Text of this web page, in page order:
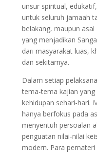
unsur spiritual,
untuk seluruh jamaah
belakang, maupun
yang menjadikan
dari masyarakat luas,
dan sekitarnya.
Dalam setiap
tema-tema kajian yang
kehidupan sehari-hari.
hanya berfokus pada
menyentuh persoalan
penguatan nilai-nilai
modern. Para